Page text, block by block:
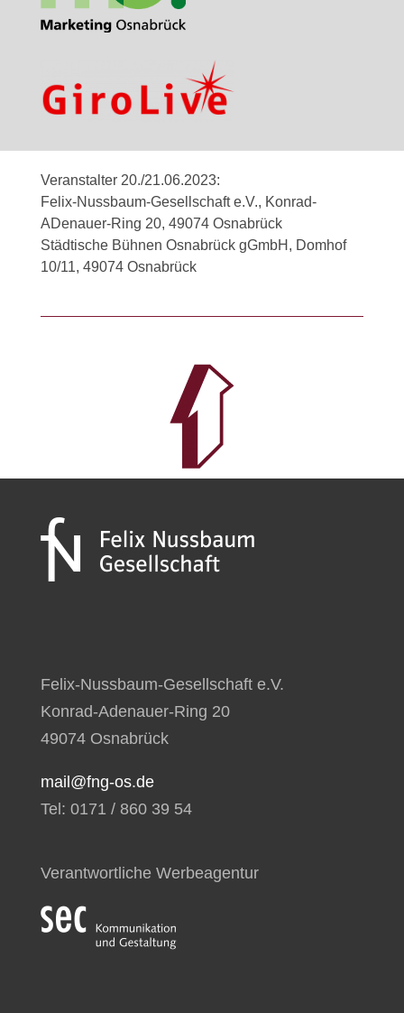
Veranstalter 20./21.06.2023:
Felix-Nussbaum-Gesellschaft e.V., Konrad-
ADenauer-Ring 20, 49074 Osnabrück
Städtische Bühnen Osnabrück gGmbH, Domhof
10/11, 49074 Osnabrück
Felix-Nussbaum-Gesellschaft e.V.
Konrad-Adenauer-Ring 20
49074 Osnabrück
mail@fng-os.de
Tel: 0171 / 860 39 54
Verantwortliche Werbeagentur